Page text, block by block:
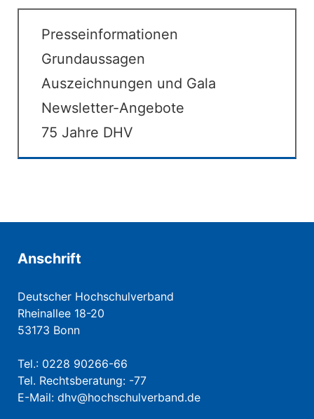
Presseinformationen
Grundaussagen
Auszeichnungen und Gala
Newsletter-Angebote
75 Jahre DHV
Anschrift
Deutscher Hochschulverband
Rheinallee 18-20
53173 Bonn
Tel.: 0228 90266-66
Tel. Rechtsberatung: -77
E-Mail: dhv@hochschulverband.de